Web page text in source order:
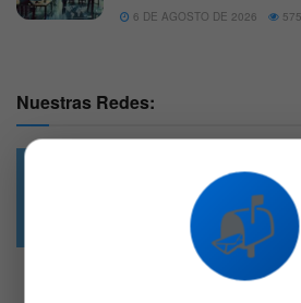
6 DE AGOSTO DE 2026 575
Nuestras Redes:
4.7k
Followers
📬